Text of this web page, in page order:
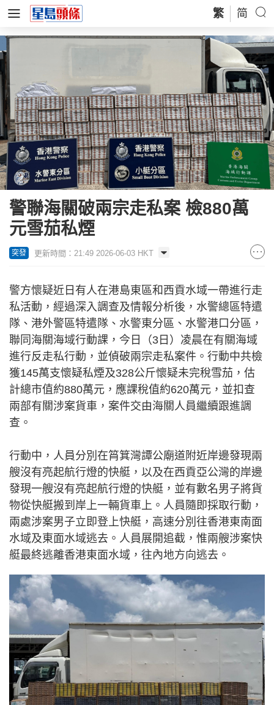
繁 简
警聯海關破兩宗走私案 檢880萬
元雪茄私煙
突發 更新時間：21:49 2026-06-03 HKT
警方懷疑近日有人在港島東區和西貢水域一帶進行走
私活動，經過深入調查及情報分析後，水警總區特遣
隊、港外警區特遣隊、水警東分區、水警港口分區，
聯同海關海域行動課，今日（3日）凌晨在有關海域
進行反走私行動，並偵破兩宗走私案件。行動中共檢
獲145萬支懷疑私煙及328公斤懷疑未完稅雪茄，估
計總市值約880萬元，應課稅值約620萬元，並扣查
兩部有關涉案貨車，案件交由海關人員繼續跟進調
查。
行動中，人員分別在筲箕灣譚公廟道附近岸邊發現兩
艘沒有亮起航行燈的快艇，以及在西貢亞公灣的岸邊
發現一艘沒有亮起航行燈的快艇，並有數名男子將貨
物從快艇搬到岸上一輛貨車上。人員隨即採取行動，
兩處涉案男子立即登上快艇，高速分別往香港東南面
水域及東面水域逃去。人員展開追截，惟兩艘涉案快
艇最終逃離香港東面水域，往內地方向逃去。